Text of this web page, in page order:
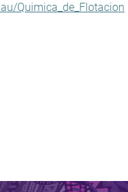
Quimica_de_Flotacion